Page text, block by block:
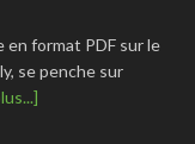
en format PDF sur le
se penche sur